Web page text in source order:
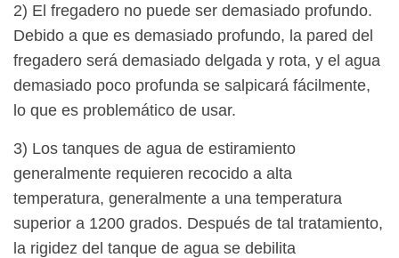
2) El fregadero no puede ser demasiado profundo.
Debido a que es demasiado profundo, la pared del
fregadero será demasiado delgada y rota, y el agua
demasiado poco profunda se salpicará fácilmente,
lo que es problemático de usar.
3) Los tanques de agua de estiramiento
generalmente requieren recocido a alta
temperatura, generalmente a una temperatura
superior a 1200 grados. Después de tal tratamiento,
la rigidez del tanque de agua se debilita